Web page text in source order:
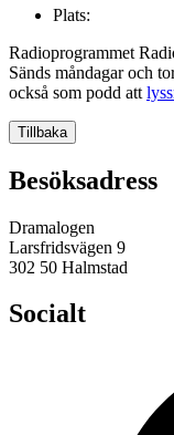
Plats:
Radioprogrammet
Sänds måndagar och
också som podd att
Tillbaka
Besöksadress
Dramalogen
Larsfridsvägen 9
302 50 Halmstad
Socialt